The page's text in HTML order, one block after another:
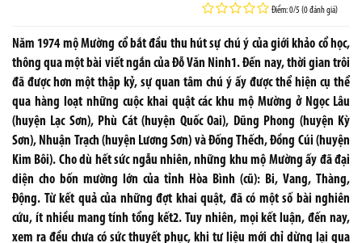
Điểm: 0/5 (0 đánh giá)
Năm 1974 mộ Mường cổ bắt đầu thu hút sự chú ý của giới khảo cổ học,
thông qua một bài viết ngắn của Đỗ Văn Ninh1. Đến nay, thời gian trôi
đã được hơn một thập kỷ, sự quan tâm chú ý ấy được thể hiện cụ thể
qua hàng loạt những cuộc khai quật các khu mộ Mường ở Ngọc Lâu
(huyện Lạc Sơn), Phù Cát (huyện Quốc Oai), Dũng Phong (huyện Kỳ
Sơn), Nhuận Trạch (huyện Lương Sơn) và Đống Thếch, Đồng Cúi (huyện
Kim Bôi). Cho dù hết sức ngẫu nhiên, những khu mộ Mường ấy đã đại
diện cho bốn mường lớn của tỉnh Hòa Bình (cũ): Bi, Vang, Thàng,
Động. Từ kết quả của những đợt khai quật, đã có một số bài nghiên
cứu, ít nhiều mang tính tổng kết2. Tuy nhiên, mọi kết luận, đến nay,
xem ra đều chưa có sức thuyết phục, khi tư liệu mới chỉ dừng lại qua